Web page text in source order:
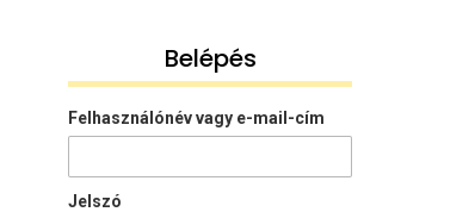
Belépés
Felhasználónév vagy e-mail-cím
Jelszó